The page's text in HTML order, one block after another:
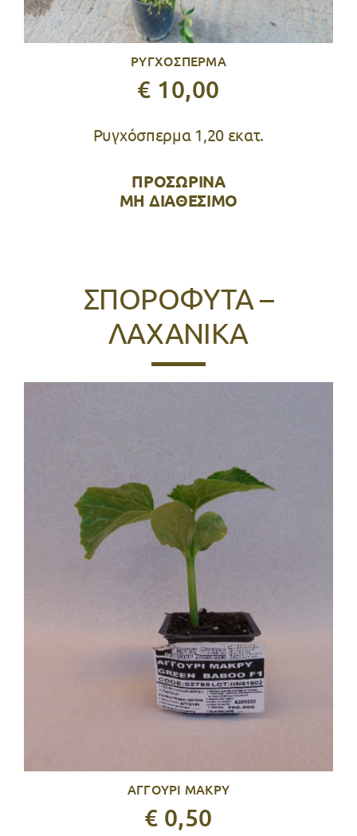
ΡΥΓΧΟΣΠΕΡΜΑ
€ 10,00
Ρυγχόσπερμα 1,20 εκατ.
ΠΡΟΣΩΡΙΝΑ
ΜΗ ΔΙΑΘΕΣΙΜΟ
ΣΠΟΡΟΦΥΤΑ –
ΛΑΧΑΝΙΚΑ
ΑΓΓΟΥΡΙ ΜΑΚΡΥ
€ 0,50